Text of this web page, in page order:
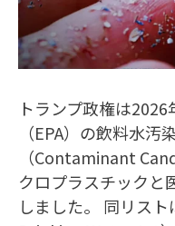
トランプ政権は
（EPA）の飲料水汚
（Contaminant
クロプラスチックと
しました。 同リス